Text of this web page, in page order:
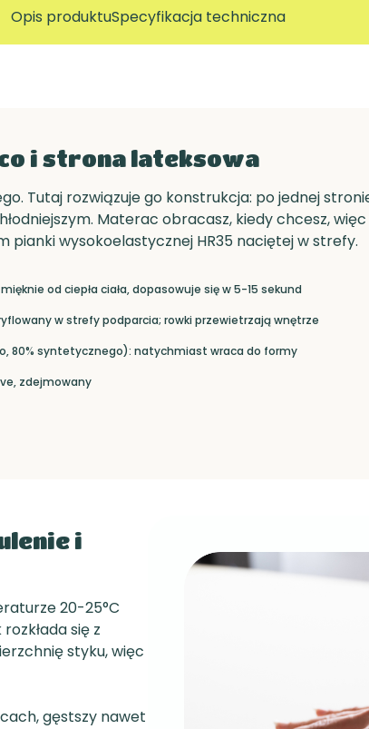
Opis produktuSpecyfikacja techniczna
i strona lateksowa
Tutaj rozwiązuje go konstrukcja: po jednej
Materac obracasz, kiedy chcesz,
pianki wysokoelastycznej HR35 naciętej w strefy.
od ciepła ciała, dopasowuje się w 5-15 sekund
w strefy podparcia; rowki przewietrzają wnętrze
80% syntetycznego): natychmiast wraca do formy
zdejmowany
i
20-25°C
się z
styku, więc
gęstszy nawet